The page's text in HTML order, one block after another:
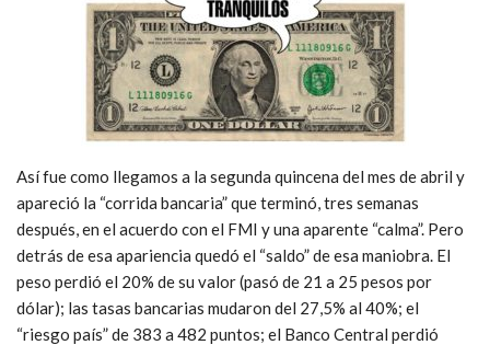
Así fue como llegamos a la segunda quincena del mes de abril y
apareció la “corrida bancaria” que terminó, tres semanas
después, en el acuerdo con el FMI y una aparente “calma”. Pero
detrás de esa apariencia quedó el “saldo” de esa maniobra. El
peso perdió el 20% de su valor (pasó de 21 a 25 pesos por
dólar); las tasas bancarias mudaron del 27,5% al 40%; el
“riesgo país” de 383 a 482 puntos; el Banco Central perdió